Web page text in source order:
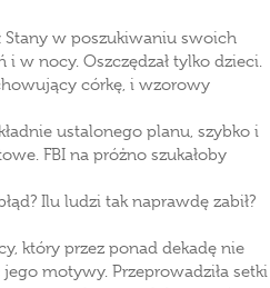
Stany w poszukiwaniu swoich
w nocy. Oszczędzał tylko dzieci.
córkę, i wzorowy
ustalonego planu, szybko i
FBI na próżno szukałoby
Ilu ludzi tak naprawdę zabił?
który przez ponad dekadę nie
motywy. Przeprowadziła setki